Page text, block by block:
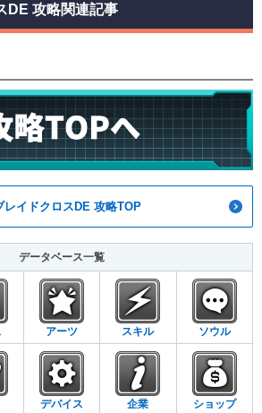
DE 攻略関連記事
レイドクロスDE 攻略TOP
データベース一覧
アーツ スキル ソウル
デバイス 企業 ショップ